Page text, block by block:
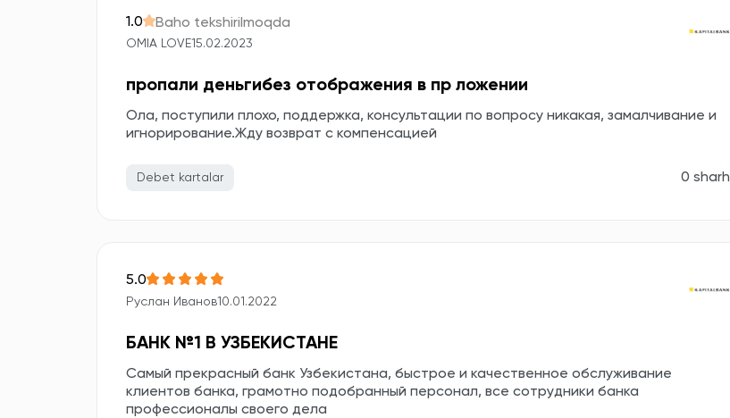
1.0 Baho tekshirilmoqda
OMIA LOVE15.02.2023
пропали деньгибез отображения в пр ложении
Ола, поступили плохо, поддержка, консультации по вопросу никакая, замалчивание и
игнорирование.Жду возврат с компенсацией
Debet kartalar 0 sharh
5.0
Руслан Иванов10.01.2022
БАНК №1 В УЗБЕКИСТАНЕ
Самый прекрасный банк Узбекистана, быстрое и качественное обслуживание
клиентов банка, грамотно подобранный персонал, все сотрудники банка
профессионалы своего дела